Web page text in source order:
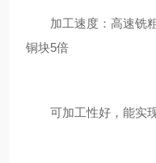
加工速度：高速铣粗
铜块5倍
可加工性好，能实现